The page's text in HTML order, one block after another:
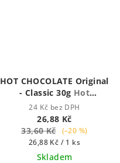
HOT CHOCOLATE Original
- Classic 30g Hot
Chocolate - Houstnoucí
krémová čokoláda
24 Kč bez DPH
26,88 Kč
33,60 Kč
(–20 %)
Měrná
cena:
26,88 Kč / 1 ks
Skladem